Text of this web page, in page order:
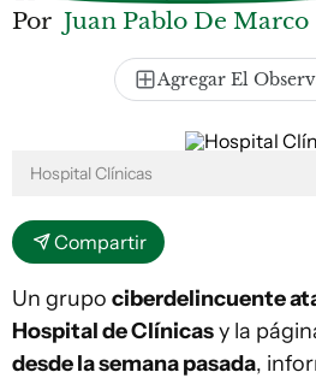
Por Juan Pablo De Marco
Agregar El
Hospital Clínicas
Compartir
Un grupo ciberdelincuente
Hospital de Clínicasy la
desde la semana pasada,